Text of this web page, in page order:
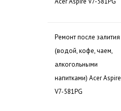
Ремонт после залития
(водой, кофе, чаем,
алкогольными
напитками) Acer Aspire
V7-581PG